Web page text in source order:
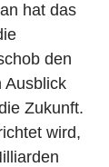
hat das
den
Ausblick
Zukunft.
wird,